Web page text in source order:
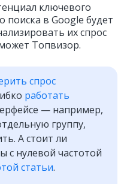
ключевого
поиска в Google будет
их спрос
Топвизор.
спрос
работать
— например,
группу,
А стоит ли
с нулевой частотой
статьи.